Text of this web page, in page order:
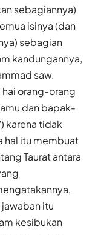
sebagiannya)
isinya (dan
sebagian
kandungannya,
saw.
orang-orang
dan bapak-
karena tidak
hal itu membuat
Taurat antara
itu
kesibukan